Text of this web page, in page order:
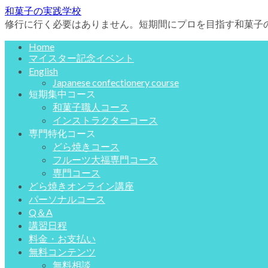
和菓子の実践学校
修行に行く必要はありません。短期間にプロを目指す和菓子
Home
マイスター記念イベント
English
Japanese confectionery course
短期集中コース
和菓子職人コース
インストラクターコース
専門特化コース
どら焼きコース
フルーツ大福専門コース
専門コース
どら焼きオンライン講座
パーソナルコース
Q＆A
講習日程
料金・お支払い
無料コンテンツ
無料相談